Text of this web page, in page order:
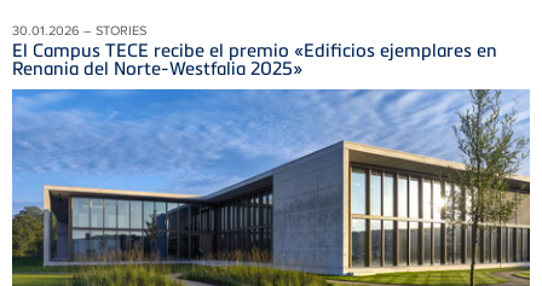
30.01.2026 – STORIES
El Campus TECE recibe el premio «Edificios ejemplares en
Renania del Norte-Westfalia 2025»